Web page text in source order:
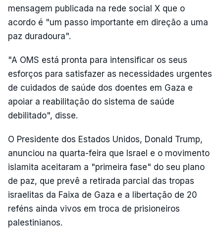
mensagem publicada na rede social X que o
acordo é "um passo importante em direção a uma
paz duradoura".
"A OMS está pronta para intensificar os seus
esforços para satisfazer as necessidades urgentes
de cuidados de saúde dos doentes em Gaza e
apoiar a reabilitação do sistema de saúde
debilitado", disse.
O Presidente dos Estados Unidos, Donald Trump,
anunciou na quarta-feira que Israel e o movimento
islamita aceitaram a "primeira fase" do seu plano
de paz, que prevê a retirada parcial das tropas
israelitas da Faixa de Gaza e a libertação de 20
reféns ainda vivos em troca de prisioneiros
palestinianos.